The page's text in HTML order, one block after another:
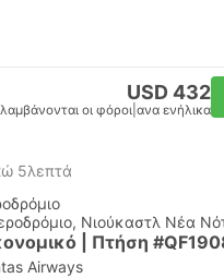
USD 432
οι φόροι ανα ενήλικα
5λεπτά
Νιούκαστλ Νέα
| Πτήση
Airways